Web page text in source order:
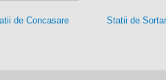
de Concasare Statii de